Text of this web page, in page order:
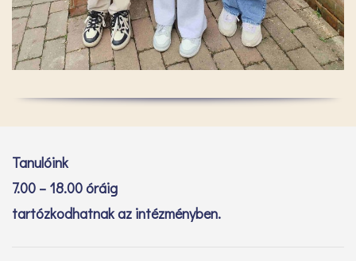
Tanulóink
7.00 – 18.00 óráig
tartózkodhatnak az intézményben.